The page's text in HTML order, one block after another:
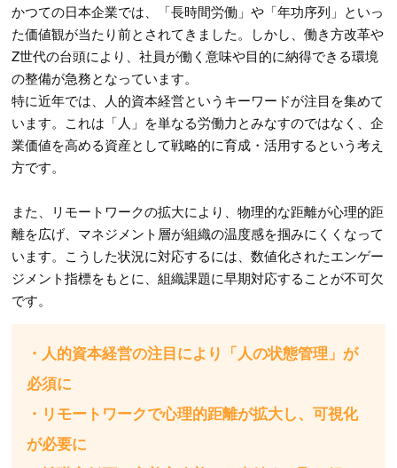
かつての日本企業では、「長時間労働」や「年功序列」といっ
た価値観が当たり前とされてきました。しかし、働き方改革や
Z世代の台頭により、社員が働く意味や目的に納得できる環境
の整備が急務となっています。
特に近年では、人的資本経営というキーワードが注目を集めて
います。これは「人」を単なる労働力とみなすのではなく、企
業価値を高める資産として戦略的に育成・活用するという考え
方です。
また、リモートワークの拡大により、物理的な距離が心理的距
離を広げ、マネジメント層が組織の温度感を掴みにくくなって
います。こうした状況に対応するには、数値化されたエンゲー
ジメント指標をもとに、組織課題に早期対応することが不可欠
です。
・人的資本経営の注目により「人の状態管理」が
必須に
・リモートワークで心理的距離が拡大し、可視化
が必要に